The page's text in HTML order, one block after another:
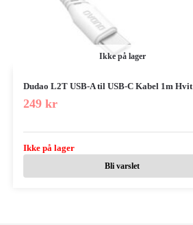
Ikke på lager
Dudao L2T USB-A til USB-C Kabel 1m Hvit
249 kr
Ikke på lager
Bli varslet